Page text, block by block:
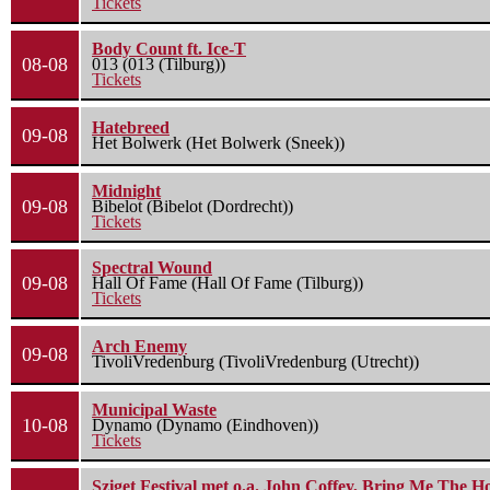
08-08
Body Count ft. Ice-T
013 (013 (Tilburg))
Tickets
09-08
Hatebreed
Het Bolwerk (Het Bolwerk (Sneek))
09-08
Midnight
Bibelot (Bibelot (Dordrecht))
Tickets
09-08
Spectral Wound
Hall Of Fame (Hall Of Fame (Tilburg))
Tickets
09-08
Arch Enemy
TivoliVredenburg (TivoliVredenburg (Utrecht))
10-08
Municipal Waste
Dynamo (Dynamo (Eindhoven))
Tickets